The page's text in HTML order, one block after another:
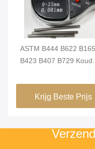
ASTM B444 B622 B165
B423 B407 B729 Koud
Hastelloy C22 C276 X
Incoloy 800 825 Inconel
600 625 718 X750
nikkellegeringsbuis
Krijg Beste Prijs